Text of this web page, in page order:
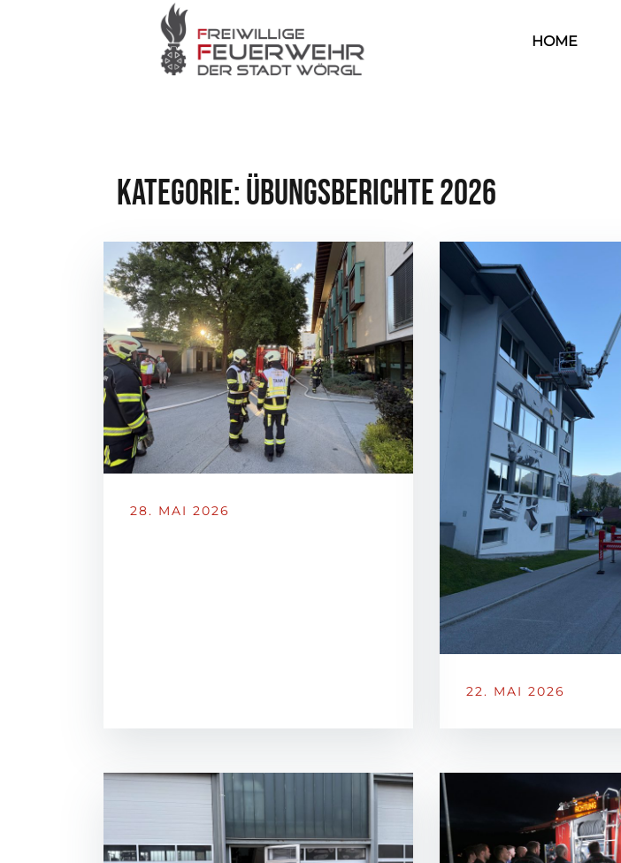
HOME
Kategorie:Übungsberichte 2026
28. MAI 2026
22. MAI 2026